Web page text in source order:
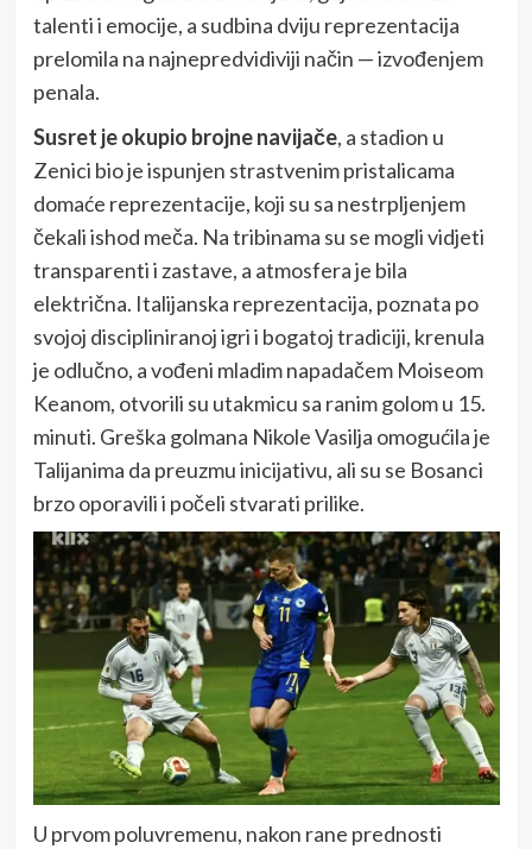
talenti i emocije, a sudbina dviju reprezentacija
prelomila na najnepredvidiviji način — izvođenjem
penala.
Susret je okupio brojne navijače, a stadion u
Zenici bio je ispunjen strastvenim pristalicama
domaće reprezentacije, koji su sa nestrpljenjem
čekali ishod meča. Na tribinama su se mogli vidjeti
transparenti i zastave, a atmosfera je bila
električna. Italijanska reprezentacija, poznata po
svojoj discipliniranoj igri i bogatoj tradiciji, krenula
je odlučno, a vođeni mladim napadačem Moiseom
Keanom, otvorili su utakmicu sa ranim golom u 15.
minuti. Greška golmana Nikole Vasilja omogućila je
Talijanima da preuzmu inicijativu, ali su se Bosanci
brzo oporavili i počeli stvarati prilike.
U prvom poluvremenu, nakon rane prednosti